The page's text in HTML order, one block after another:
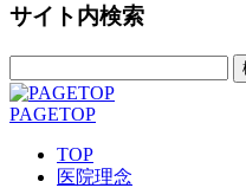
サイト内検索
索:
PAGETOP
TOP
医院理念